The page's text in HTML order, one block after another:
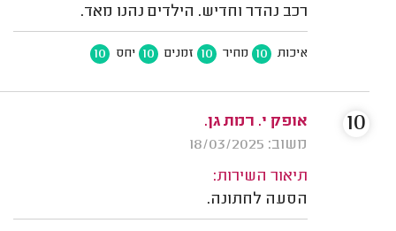
רכב נהדר וחדיש. הילדים נהנו מאד.
איכות 10 מחיר 10 זמנים 10 יחס 10
אופק י. רמת גן.
משוב: 18/03/2025
תיאור השירות:
הסעה לחתונה.
10